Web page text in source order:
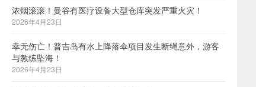
浓烟滚滚！曼谷有医疗设备大型仓库突发严重火灾！
2026年4月23日
幸无伤亡！普吉岛有水上降落伞项目发生断绳意外，游客
与教练坠海！
2026年4月23日